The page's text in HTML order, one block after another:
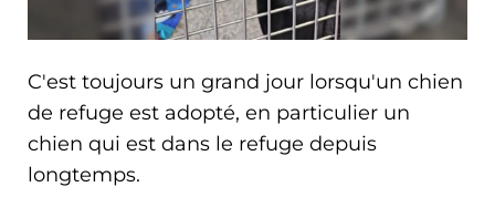
C'est toujours un grand jour lorsqu'un chien
de refuge est adopté, en particulier un
chien qui est dans le refuge depuis
longtemps.